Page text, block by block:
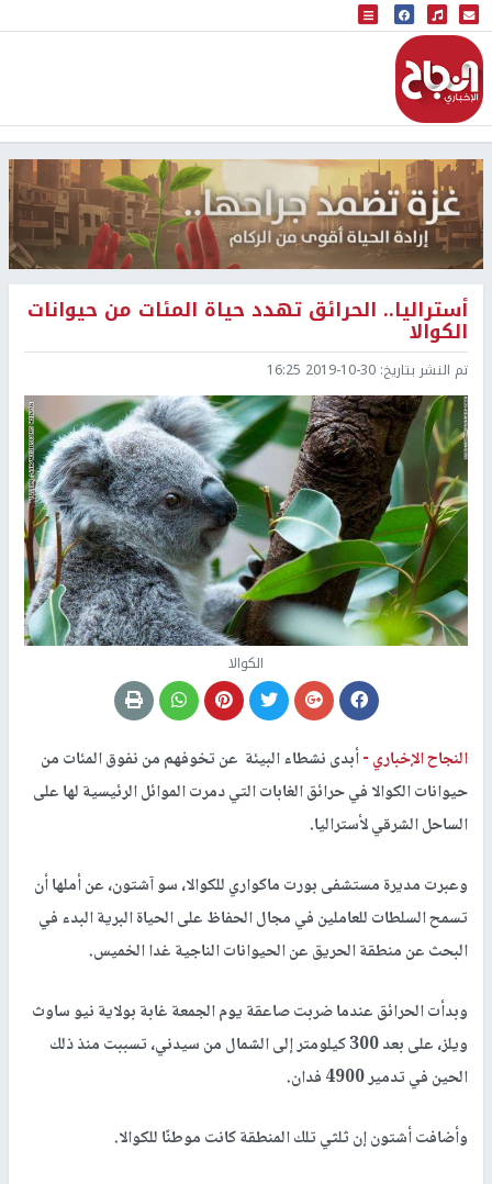
البث المباشر
إذاعة النجاح
أستراليا.. الحرائق تهدد حياة المئات من حيوانات
الكوالا
تم النشر بتاريخ: 2019-10-30 16:25
الكوالا
النجاح الإخباري -أبدى نشطاء البيئة عن تخوفهم من نفوق المئات من
حيوانات الكوالا في حرائق الغابات التي دمرت الموائل الرئيسية لها على
الساحل الشرقي لأستراليا.
وعبرت مديرة مستشفى بورت ماكواري للكوالا، سو آشتون، عن أملها أن
تسمح السلطات للعاملين في مجال الحفاظ على الحياة البرية البدء في
البحث عن منطقة الحريق عن الحيوانات الناجية غدا الخميس.
وبدأت الحرائق عندما ضربت صاعقة يوم الجمعة غابة بولاية نيو ساوث
ويلز، على بعد 300 كيلومتر إلى الشمال من سيدني، تسببت منذ ذلك
الحين في تدمير 4900 فدان.
وأضافت أشتون إن ثلثي تلك المنطقة كانت موطنًا للكوالا.